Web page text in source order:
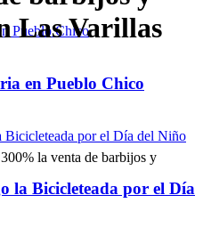
en Pueblo Chico
la Bicicleteada por el Día
Las Varillas